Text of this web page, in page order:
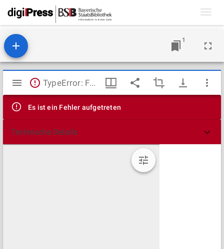
1
Mirador
Viewer
TypeError: Failed to fetch
Es ist ein Fehler aufgetreten
Technische Details